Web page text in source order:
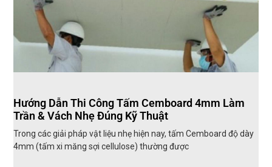
Hướng Dẫn Thi Công Tấm Cemboard 4mm Làm
Trần & Vách Nhẹ Đúng Kỹ Thuật
Trong các giải pháp vật liệu nhẹ hiện nay, tấm Cemboard độ dày
4mm (tấm xi măng sợi cellulose) thường được